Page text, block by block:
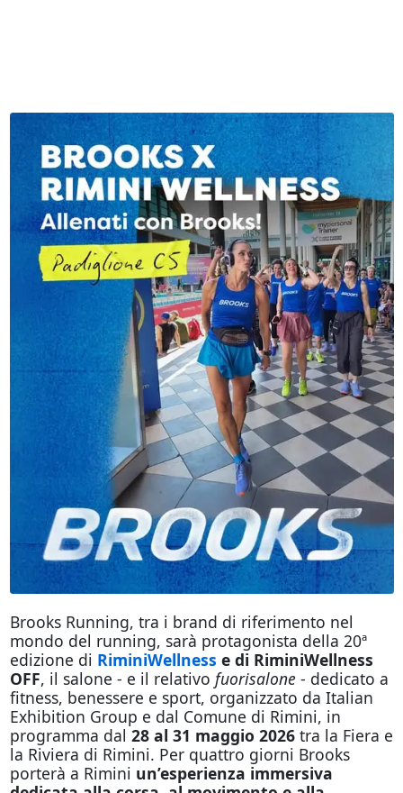
Brooks Running, tra i brand di riferimento nel
mondo del running, sarà protagonista della 20ª
edizione di RiminiWellness e di RiminiWellness
OFF, il salone - e il relativo fuorisalone- dedicato a
fitness, benessere e sport, organizzato da Italian
Exhibition Group e dal Comune di Rimini, in
programma dal 28 al 31 maggio 2026tra la Fiera e
la Riviera di Rimini. Per quattro giorni Brooks
porterà a Rimini un’esperienza immersiva